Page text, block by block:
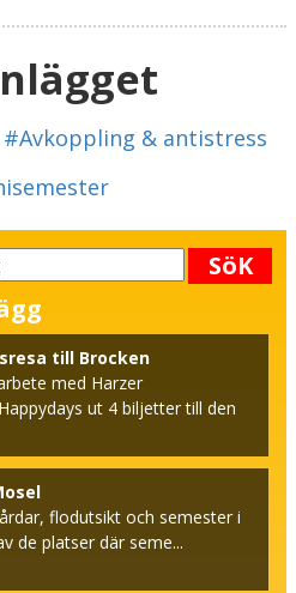
#Avkoppling & antistress
SöK
till Brocken
med Harzer
ut 4 biljetter till den
flodutsikt och semester i
de platser där seme...